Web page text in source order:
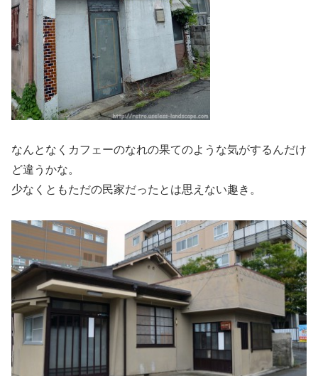
なんとなくカフェーのなれの果てのような気がするんだけ
ど違うかな。
少なくともただの民家だったとは思えない趣き。